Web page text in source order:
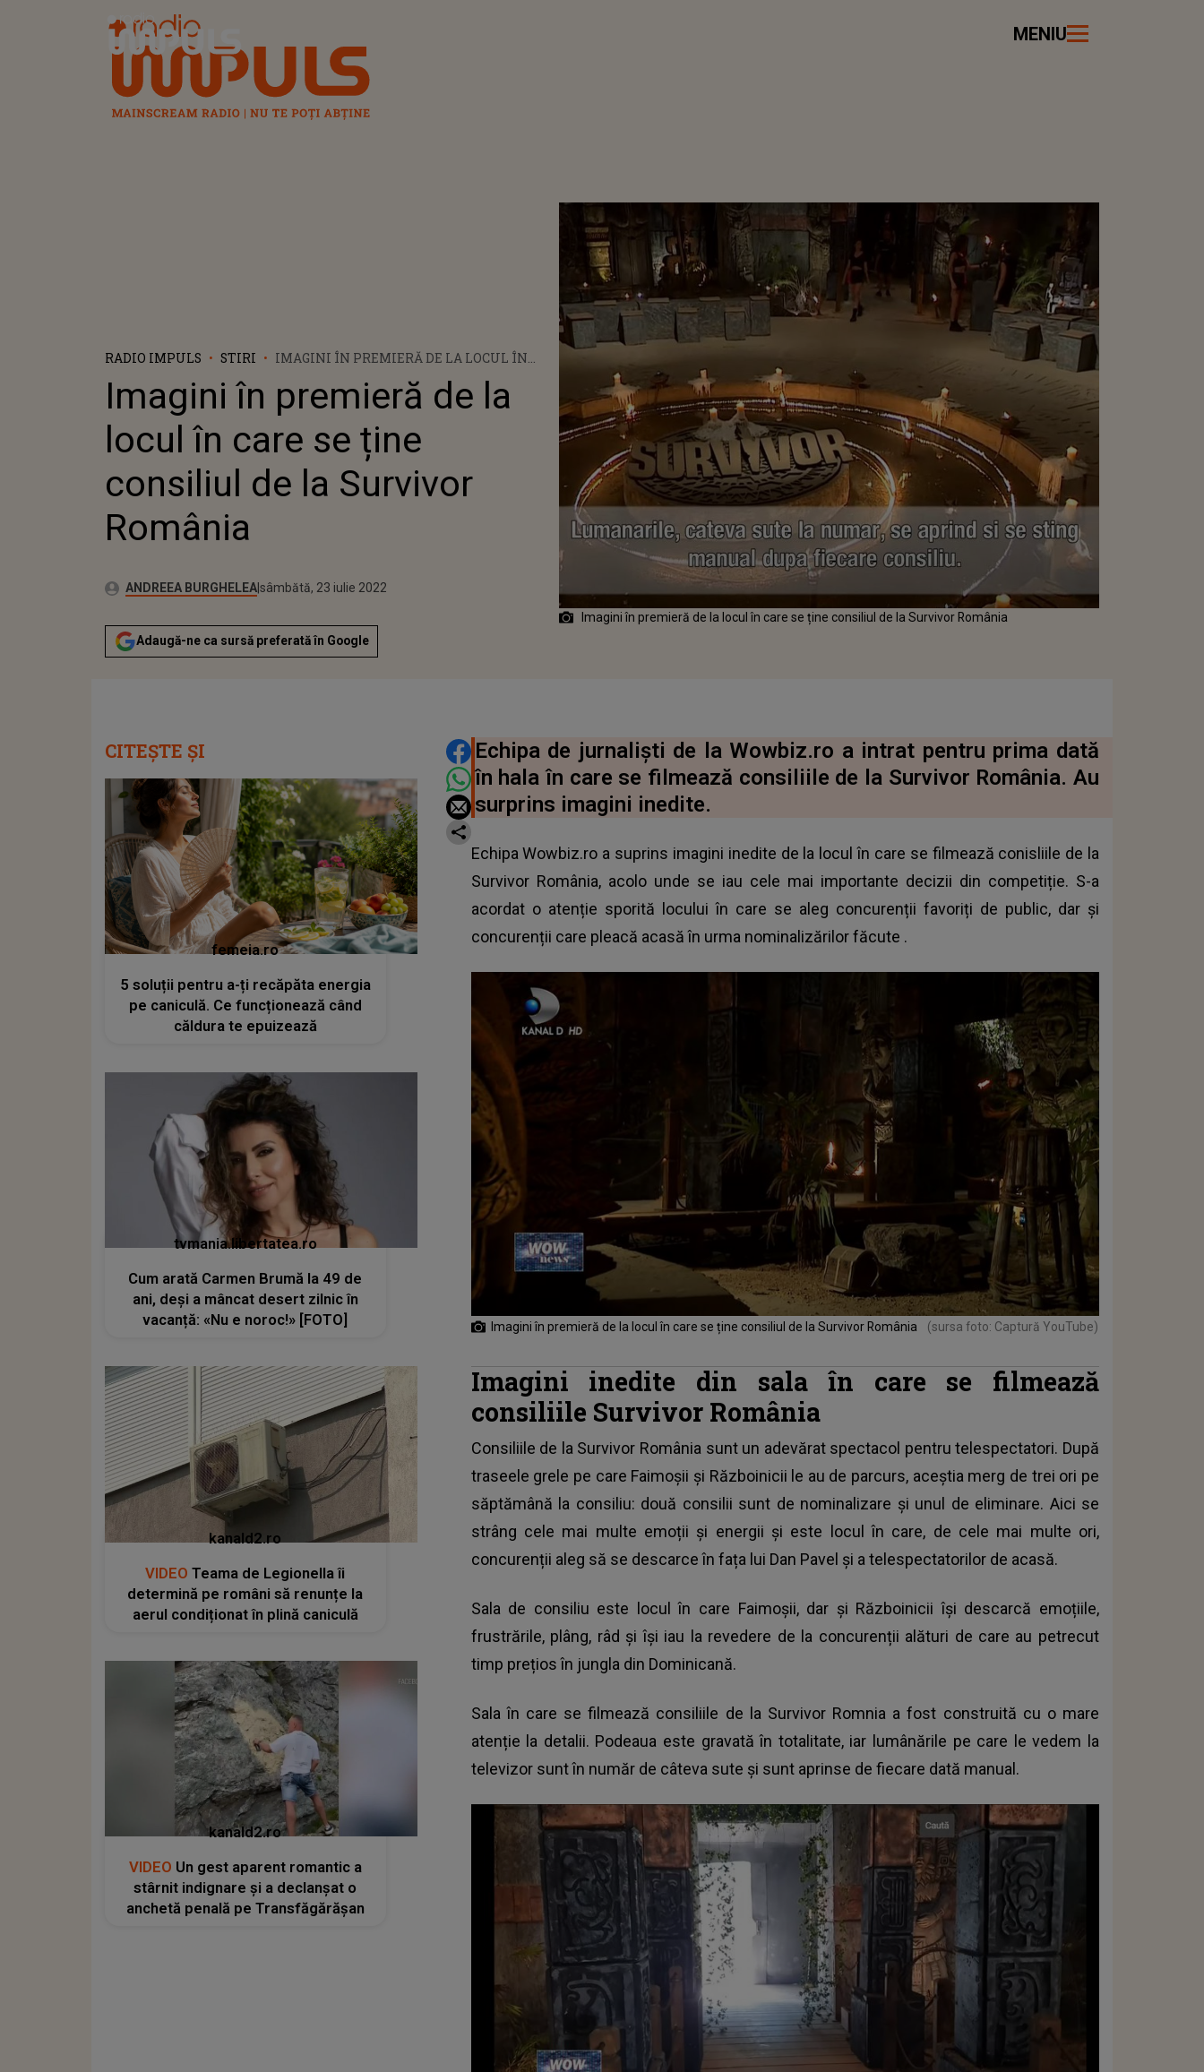
Radio Impuls MENIU
RADIO IMPULS STIRI
IMAGINI ÎN PREMIERĂ DE LA LOCUL ÎN
ROMÂNIA
Imagini în premieră de la
locul în care se ține
consiliul de la Survivor
România
Autor:ANDREEA BURGHELEAPublicat:
joi, 29 aprilie 2021
Actualizat:
sâmbătă, 23 iulie 2022
Adaugă-ne ca sursă preferată în Google
Imagini în premieră de la locul în care se ține consiliul de la Survivor România
DISTRIBUIE ARTICOLUL
Echipa de jurnaliști de la Wowbiz.ro a intrat pentru prima dată
în hala în care se filmează consiliile de la Survivor România. Au
surprins imagini inedite.
Echipa Wowbiz.ro a suprins imagini inedite de la locul în care se filmează conisliile de la
Survivor România, acolo unde se iau cele mai importante decizii din competiție. S-a
acordat o atenție sporită locului în care se aleg concurenții favoriți de public, dar și
concurenții care pleacă acasă în urma nominalizărilor făcute .
Imagini în premieră de la locul în care se ține consiliul de la Survivor România (sursa foto: Captură YouTube)
Imagini inedite din sala în care se filmează
consiliile Survivor România
Consiliile de la Survivor România sunt un adevărat spectacol pentru telespectatori. După
traseele grele pe care Faimoșii și Războinicii le au de parcurs, aceștia merg de trei ori pe
săptămână la consiliu: două consilii sunt de nominalizare și unul de eliminare. Aici se
strâng cele mai multe emoții și energii și este locul în care, de cele mai multe ori,
concurenții aleg să se descarce în fața lui Dan Pavel și a telespectatorilor de acasă.
Sala de consiliu este locul în care Faimoșii, dar și Războinicii își descarcă emoțiile,
frustrările, plâng, râd și își iau la revedere de la concurenții alături de care au petrecut
timp prețios în jungla din Dominicană.
Sala în care se filmează consiliile de la Survivor Romnia a fost construită cu o mare
atenție la detalii. Podeaua este gravată în totalitate, iar lumânările pe care le vedem la
televizor sunt în număr de câteva sute și sunt aprinse de fiecare dată manual.
CITEȘTE ȘI
femeia.ro
5 soluții pentru a-ți recăpăta energia
pe caniculă. Ce funcționează când
căldura te epuizează
tvmania.libertatea.ro
Cum arată Carmen Brumă la 49 de
ani, deși a mâncat desert zilnic în
vacanță: «Nu e noroc!» [FOTO]
kanald2.ro
VIDEO Teama de Legionella îi
determină pe români să renunțe la
aerul condiționat în plină caniculă
kanald2.ro
VIDEO Un gest aparent romantic a
stârnit indignare și a declanșat o
anchetă penală pe Transfăgărășan